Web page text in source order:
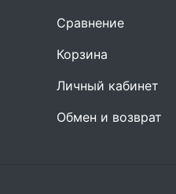
Сравнение
Корзина
Личный кабинет
Обмен и возврат